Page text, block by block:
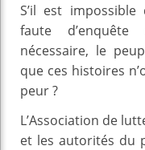
S’il est
faute d’enquête
nécessaire, le
que ces histoires
peur ?
L’Association de
et les autorités du